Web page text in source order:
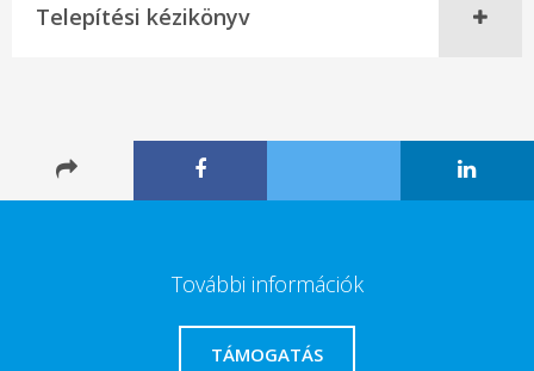
Telepítési kézikönyv
További információk
TÁMOGATÁS